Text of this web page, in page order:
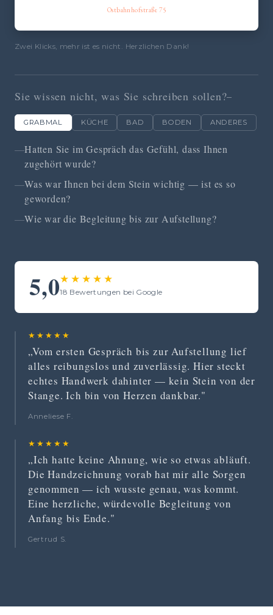
Ostbahnhofstraße 75
Zwei Klicks, mehr ist es nicht. Herzlichen Dank!
Sie wissen nicht, was Sie schreiben sollen?
GRABMAL KÜCHE BAD BODEN ANDERES
Hatten Sie im Gespräch das Gefühl, dass Ihnen
zugehört wurde?
Was war Ihnen bei dem Stein wichtig — ist es so
geworden?
Wie war die Begleitung bis zur Aufstellung?
5,0★★★★★
18 Bewertungen bei Google
★★★★★
„Vom ersten Gespräch bis zur Aufstellung lief
alles reibungslos und zuverlässig. Hier steckt
echtes Handwerk dahinter — kein Stein von der
Stange. Ich bin von Herzen dankbar."
Anneliese F.
★★★★★
„Ich hatte keine Ahnung, wie so etwas abläuft.
Die Handzeichnung vorab hat mir alle Sorgen
genommen — ich wusste genau, was kommt.
Eine herzliche, würdevolle Begleitung von
Anfang bis Ende."
Gertrud S.